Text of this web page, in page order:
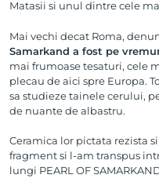
Matasii si unul dintre cele
Mai vechi decat Roma,
Samarkand a fost pe
mai frumoase tesaturi, cele
plecau de aici spre Europa.
sa studieze tainele cerului,
de nuante de albastru.
Ceramica lor pictata rezista
fragment si l-am transpus
lungi PEARL OF